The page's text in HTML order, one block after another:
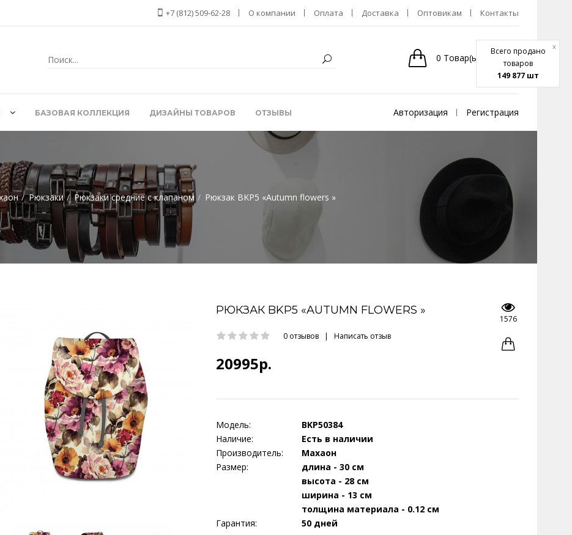
Всего продано
товаров
149 877 шт
x
+7 (812) 509-62-28 О компании Оплата Доставка Оптовикам Контакты
0 Товар(ы) 0р.
БАЗОВАЯ КОЛЛЕКЦИЯ ДИЗАЙНЫ ТОВАРОВ ОТЗЫВЫ Авторизация Регистрация
Рюкзаки Рюкзаки средние с клапаном Рюкзак BKP5 «Autumn flowers »
РЮКЗАК BKP5 «AUTUMN FLOWERS »
0 отзывов | Написать отзыв
20995р.
1576
Модель:
BKP50384
Наличие:
Есть в наличии
Производитель:
Махаон
Размер:
длина - 30 см
высота - 28 см
ширина - 13 см
толщина материала - 0.12 см
Гарантия:
50 дней